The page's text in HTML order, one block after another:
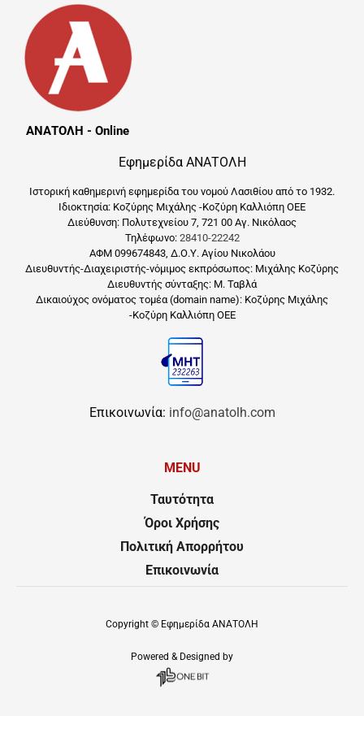
ΑΝΑΤΟΛΗ - Online
Εφημερίδα ΑΝΑΤΟΛΗ
Ιστορική καθημερινή εφημερίδα του νομού Λασιθίου από το 1932.
Ιδιοκτησία: Κοζύρης Μιχάλης -Κοζύρη Καλλιόπη ΟΕΕ
Διεύθυνση: Πολυτεχνείου 7, 721 00 Αγ. Νικόλαος
Τηλέφωνο: 28410-22242
ΑΦΜ 099674843, Δ.Ο.Υ. Αγίου Νικολάου
Διευθυντής-Διαχειριστής-νόμιμος εκπρόσωπος: Μιχάλης Κοζύρης
Διευθυντής σύνταξης: Μ. Ταβλά
Δικαιούχος ονόματος τομέα (domain name): Κοζύρης Μιχάλης
-Κοζύρη Καλλιόπη ΟΕΕ
Επικοινωνία: info@anatolh.com
MENU
Ταυτότητα
Όροι Χρήσης
Πολιτική Απορρήτου
Επικοινωνία
Copyright © Εφημερίδα ΑΝΑΤΟΛΗ
Powered & Designed by